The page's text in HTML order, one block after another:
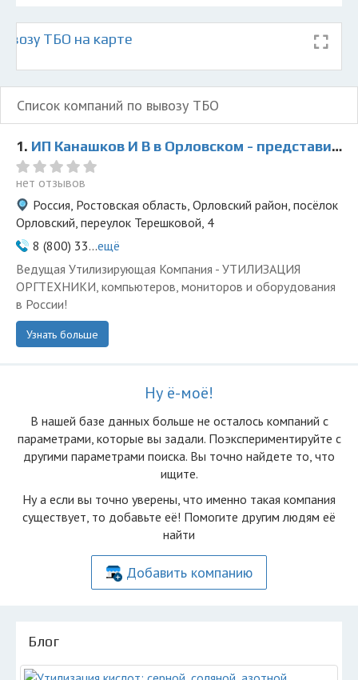
ТБО на карте
Список компаний по вывозу ТБО
1. ИП Канашков И В в Орловском - представитель ООО Ведущая Утилизирующая Компания
нет отзывов
Россия, Ростовская область, Орловский район, посёлок
Орловский, переулок Терешковой, 4
8 (800) 33...ещё
Ведущая Утилизирующая Компания - УТИЛИЗАЦИЯ
ОРГТЕХНИКИ, компьютеров, мониторов и оборудования
в России!
Узнать больше
Ну ё-моё!
В нашей базе данных больше не осталоcь компаний с
параметрами, которые вы задали. Поэкспериментируйте с
другими параметрами поиска. Вы точно найдете то, что
ищите.
Ну а если вы точно уверены, что именно такая компания
существует, то добавьте её! Помогите другим людям её
найти
Добавить компанию
Блог